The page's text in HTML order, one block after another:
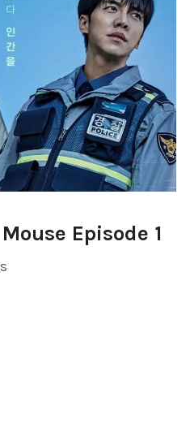
Episode 1